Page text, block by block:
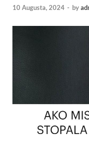
10 Augusta, 2024 - by